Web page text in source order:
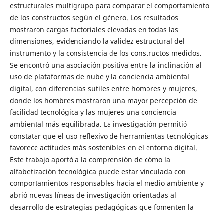
estructurales multigrupo para comparar el comportamiento
de los constructos según el género. Los resultados
mostraron cargas factoriales elevadas en todas las
dimensiones, evidenciando la validez estructural del
instrumento y la consistencia de los constructos medidos.
Se encontró una asociación positiva entre la inclinación al
uso de plataformas de nube y la conciencia ambiental
digital, con diferencias sutiles entre hombres y mujeres,
donde los hombres mostraron una mayor percepción de
facilidad tecnológica y las mujeres una conciencia
ambiental más equilibrada. La investigación permitió
constatar que el uso reflexivo de herramientas tecnológicas
favorece actitudes más sostenibles en el entorno digital.
Este trabajo aportó a la comprensión de cómo la
alfabetización tecnológica puede estar vinculada con
comportamientos responsables hacia el medio ambiente y
abrió nuevas líneas de investigación orientadas al
desarrollo de estrategias pedagógicas que fomenten la